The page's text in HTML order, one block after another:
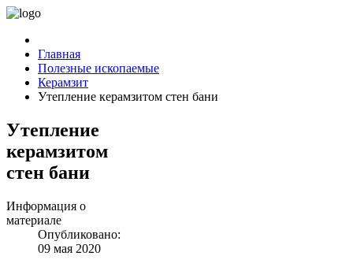
Главная
Полезные ископаемые
Керамзит
Утепление керамзитом стен бани
Утепление
керамзитом
стен бани
Информация о
материале
Опубликовано:
09 мая 2020